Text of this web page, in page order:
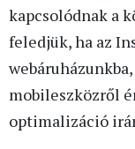
kapcsolódnak a
feledjük, ha az
mobileszközről
optimalizáció